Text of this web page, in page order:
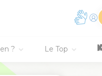
? Le Top